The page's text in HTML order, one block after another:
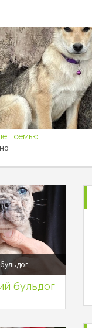
семью
бульдог